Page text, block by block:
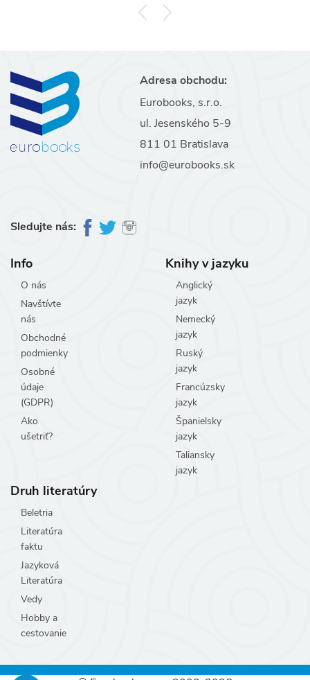
Adresa obchodu:
Eurobooks, s.r.o.
ul. Jesenského 5-9
811 01 Bratislava
info@eurobooks.sk
Sledujte nás:
Info
O nás
Navštívte
nás
Obchodné
podmienky
Osobné
údaje
(GDPR)
Ako
ušetriť?
Knihy v jazyku
Anglický
jazyk
Nemecký
jazyk
Ruský
jazyk
Francúzsky
jazyk
Španielsky
jazyk
Taliansky
jazyk
Druh literatúry
Beletria
Literatúra
faktu
Jazyková
Literatúra
Vedy
Hobby a
cestovanie